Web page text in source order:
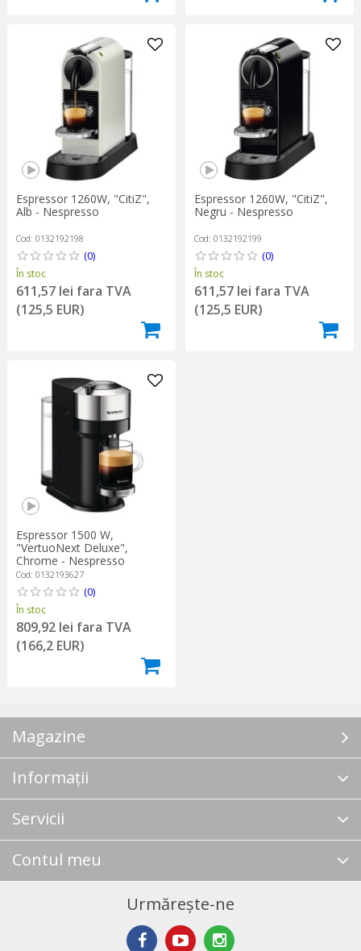
Espressor 1260W, "CitiZ",
Alb - Nespresso
Cod: 0132192198
(0)
În stoc
611,57 lei fara TVA
(125,5 EUR)
Espressor 1260W, "CitiZ",
Negru - Nespresso
Cod: 0132192199
(0)
În stoc
611,57 lei fara TVA
(125,5 EUR)
Espressor 1500 W,
"VertuoNext Deluxe",
Chrome - Nespresso
Cod: 0132193627
(0)
În stoc
809,92 lei fara TVA
(166,2 EUR)
Magazine
Informații
Servicii
Contul meu
Urmărește-ne